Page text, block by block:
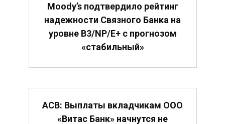
Moody’s подтвердило рейтинг
надежности Связного Банка на
уровне B3/NP/E+ с прогнозом
«стабильный»
АСВ: Выплаты вкладчикам ООО
«Витас Банк» начнутся не